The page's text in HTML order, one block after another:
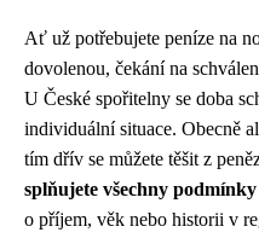
Ať už potřebujete peníze na
dovolenou, čekání na
U České spořitelny se doba
individuální situace. Obecně
tím dřív se můžete těšit z
splňujete všechny
o příjem, věk nebo historii v